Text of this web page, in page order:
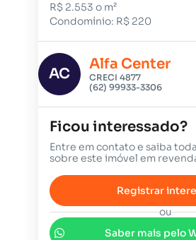
R$ 2.553 o m²
Condomínio: R$ 220
AC
Alfa Center
CRECI 4877
(62) 99933-3306
Ficou interessado?
Entre em contato e saiba
sobre este imóvel em
Registrar
ou
Saber mais pelo